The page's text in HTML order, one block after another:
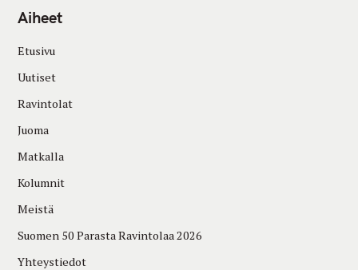
Aiheet
Etusivu
Uutiset
Ravintolat
Juoma
Matkalla
Kolumnit
Meistä
Suomen 50 Parasta Ravintolaa 2026
Yhteystiedot